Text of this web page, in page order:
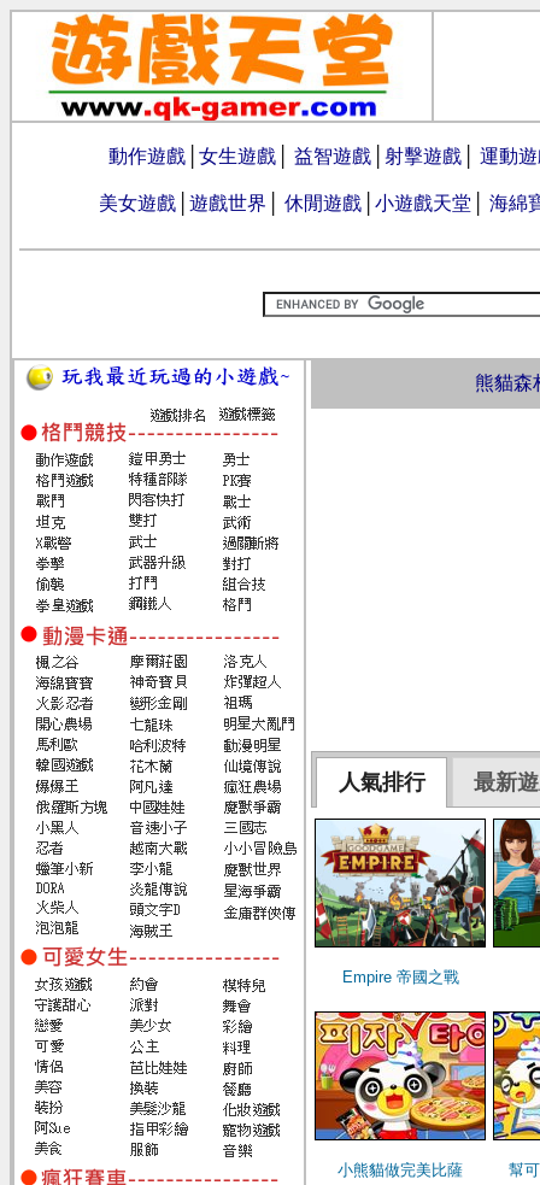
動作遊戲 女生遊戲 益智遊戲 射擊遊戲 運動
美女遊戲 遊戲世界 休閒遊戲 小遊戲天堂 海綿
熊貓森
人氣排行 最新
Empire 帝國之戰
小熊貓做完美比薩 幫